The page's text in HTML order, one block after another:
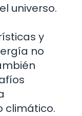
universo.
y
no
climático.